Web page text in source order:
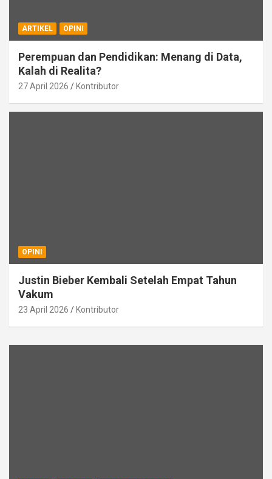
ARTIKEL OPINI
Perempuan dan Pendidikan: Menang di Data,
Kalah di Realita?
27 April 2026 Kontributor
OPINI
Justin Bieber Kembali Setelah Empat Tahun
Vakum
23 April 2026 Kontributor